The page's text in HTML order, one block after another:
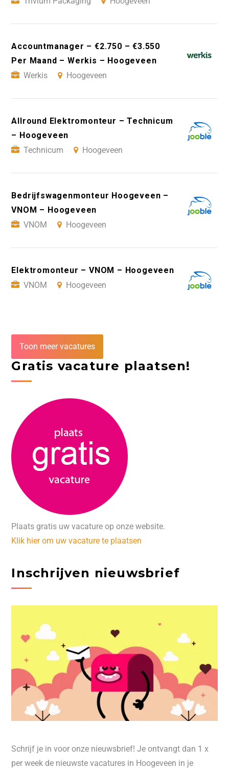
Accountmanager – €2.750 – €3.550
Per Maand – Werkis – Hoogeveen
Werkis
Hoogeveen
Allround Elektromonteur – Technicum
– Hoogeveen
Technicum
Hoogeveen
Bedrijfswagenmonteur Hoogeveen –
VNOM – Hoogeveen
VNOM
Hoogeveen
Elektromonteur – VNOM – Hoogeveen
VNOM
Hoogeveen
Toon meer vacatures
Gratis vacature plaatsen!
Plaats gratis uw vacature op onze website.
Klik hier om uw vacature te plaatsen
Inschrijven nieuwsbrief
Schrijf je in voor onze nieuwsbrief! Je ontvangt dan 1 x
per week de nieuwste vacatures in Hoogeveen in je